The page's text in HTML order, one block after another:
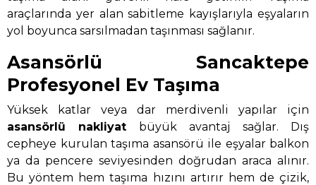
araçlarında yer alan sabitleme kayışlarıyla eşyaların
yol boyunca sarsılmadan taşınması sağlanır.
Asansörlü Sancaktepe
Profesyonel Ev Taşıma
Yüksek katlar veya dar merdivenli yapılar için
asansörlü nakliyat büyük avantaj sağlar. Dış
cepheye kurulan taşıma asansörü ile eşyalar balkon
ya da pencere seviyesinden doğrudan araca alınır.
Bu yöntem hem taşıma hızını artırır hem de çizik,